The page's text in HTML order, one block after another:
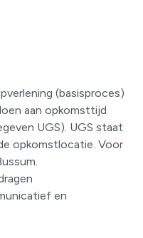
(basisproces)
aan opkomsttijd
UGS). UGS staat
opkomstlocatie. Voor
en